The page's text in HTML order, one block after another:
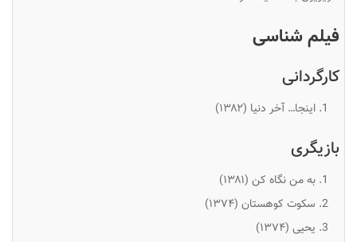
فیلم شناسی
کارگردانی
اینجا… آخر دنیا (۱۳۸۲)
بازیگری
به من نگاه کن (۱۳۸۱)
سکوت کوهستان (۱۳۷۴)
یحیی (۱۳۷۴)